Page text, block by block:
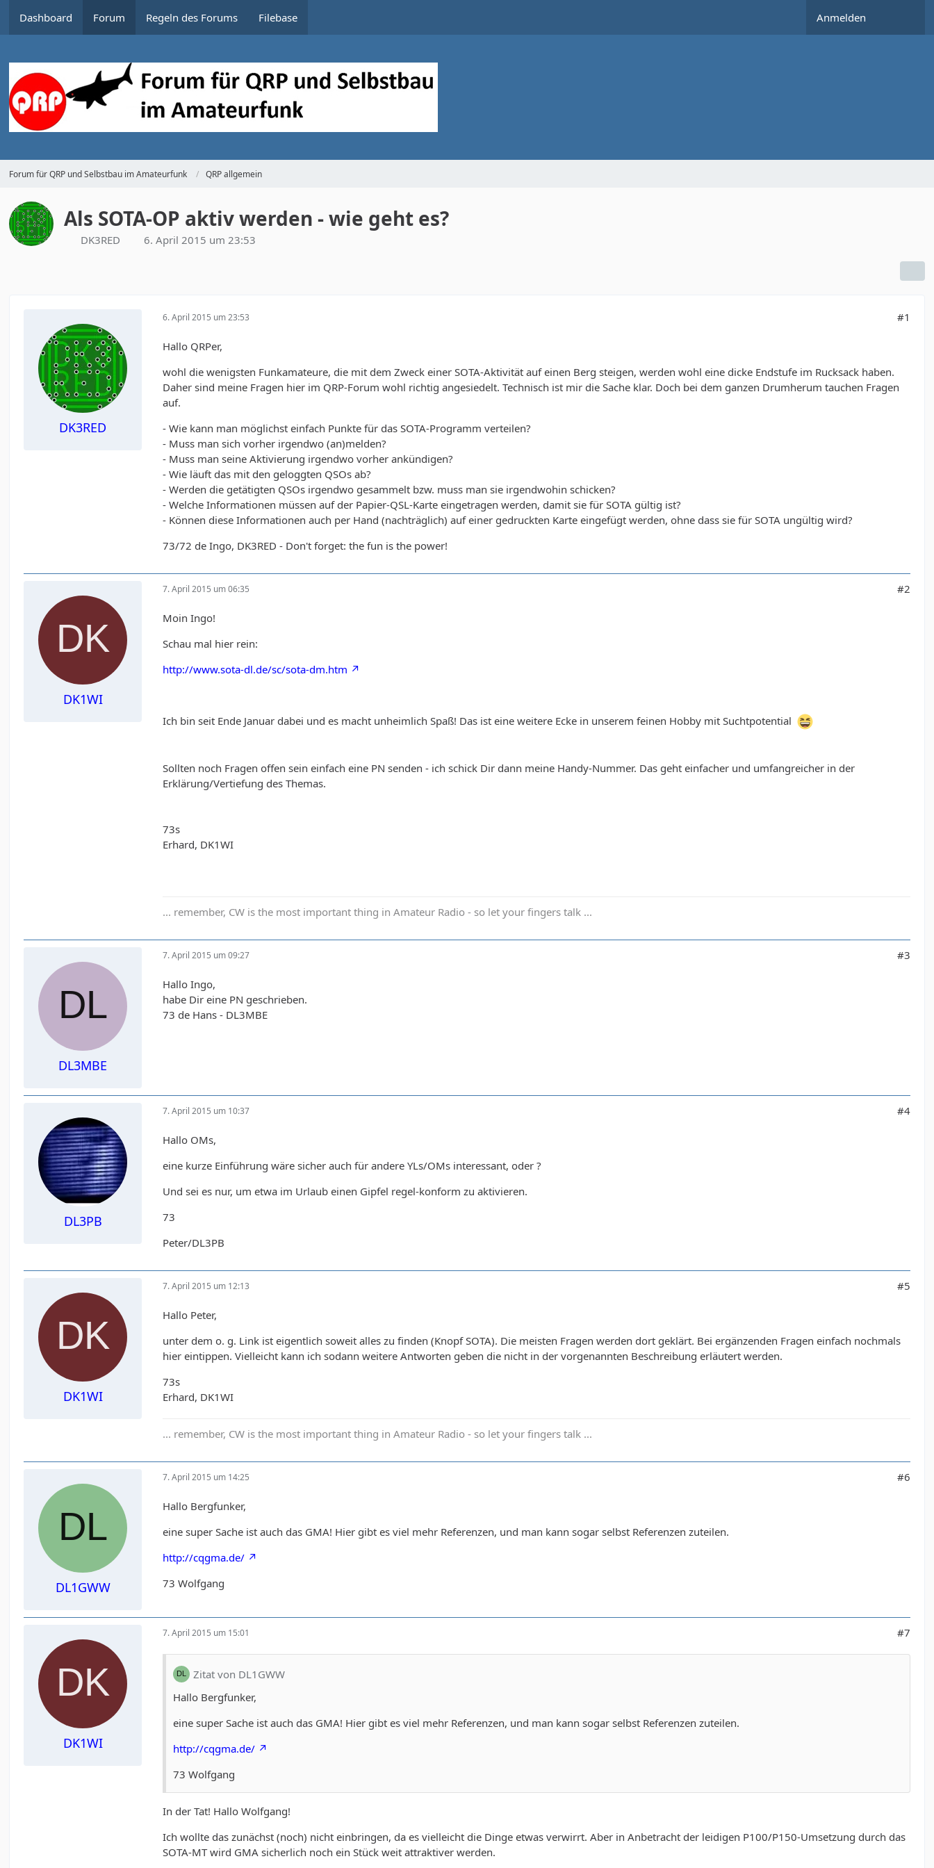
Dashboard Forum Regeln des Forums Filebase Anmelden
Forum für QRP und Selbstbau im Amateurfunk QRP allgemein
Als SOTA-OP aktiv werden - wie geht es?
DK3RED 6. April 2015 um 23:53
DK3RED
6. April 2015 um 23:53 #1
Hallo QRPer,
wohl die wenigsten Funkamateure, die mit dem Zweck einer SOTA-Aktivität auf einen Berg steigen, werden wohl eine dicke Endstufe im Rucksack haben.
Daher sind meine Fragen hier im QRP-Forum wohl richtig angesiedelt. Technisch ist mir die Sache klar. Doch bei dem ganzen Drumherum tauchen Fragen
auf.
- Wie kann man möglichst einfach Punkte für das SOTA-Programm verteilen?
- Muss man sich vorher irgendwo (an)melden?
- Muss man seine Aktivierung irgendwo vorher ankündigen?
- Wie läuft das mit den geloggten QSOs ab?
- Werden die getätigten QSOs irgendwo gesammelt bzw. muss man sie irgendwohin schicken?
- Welche Informationen müssen auf der Papier-QSL-Karte eingetragen werden, damit sie für SOTA gültig ist?
- Können diese Informationen auch per Hand (nachträglich) auf einer gedruckten Karte eingefügt werden, ohne dass sie für SOTA ungültig wird?
73/72 de Ingo, DK3RED - Don't forget: the fun is the power!
DK1WI
7. April 2015 um 06:35 #2
Moin Ingo!
Schau mal hier rein:
http://www.sota-dl.de/sc/sota-dm.htm
Ich bin seit Ende Januar dabei und es macht unheimlich Spaß! Das ist eine weitere Ecke in unserem feinen Hobby mit Suchtpotential
Sollten noch Fragen offen sein einfach eine PN senden - ich schick Dir dann meine Handy-Nummer. Das geht einfacher und umfangreicher in der
Erklärung/Vertiefung des Themas.
73s
Erhard, DK1WI
... remember, CW is the most important thing in Amateur Radio - so let your fingers talk ...
DL3MBE
7. April 2015 um 09:27 #3
Hallo Ingo,
habe Dir eine PN geschrieben.
73 de Hans - DL3MBE
DL3PB
7. April 2015 um 10:37 #4
Hallo OMs,
eine kurze Einführung wäre sicher auch für andere YLs/OMs interessant, oder ?
Und sei es nur, um etwa im Urlaub einen Gipfel regel-konform zu aktivieren.
73
Peter/DL3PB
DK1WI
7. April 2015 um 12:13 #5
Hallo Peter,
unter dem o. g. Link ist eigentlich soweit alles zu finden (Knopf SOTA). Die meisten Fragen werden dort geklärt. Bei ergänzenden Fragen einfach nochmals
hier eintippen. Vielleicht kann ich sodann weitere Antworten geben die nicht in der vorgenannten Beschreibung erläutert werden.
73s
Erhard, DK1WI
... remember, CW is the most important thing in Amateur Radio - so let your fingers talk ...
DL1GWW
7. April 2015 um 14:25 #6
Hallo Bergfunker,
eine super Sache ist auch das GMA! Hier gibt es viel mehr Referenzen, und man kann sogar selbst Referenzen zuteilen.
http://cqgma.de/
73 Wolfgang
DK1WI
7. April 2015 um 15:01 #7
Zitat von DL1GWW
Hallo Bergfunker,
eine super Sache ist auch das GMA! Hier gibt es viel mehr Referenzen, und man kann sogar selbst Referenzen zuteilen.
http://cqgma.de/
73 Wolfgang
In der Tat! Hallo Wolfgang!
Ich wollte das zunächst (noch) nicht einbringen, da es vielleicht die Dinge etwas verwirrt. Aber in Anbetracht der leidigen P100/P150-Umsetzung durch das
SOTA-MT wird GMA sicherlich noch ein Stück weit attraktiver werden.